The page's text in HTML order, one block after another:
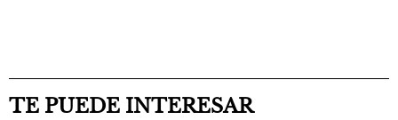
TE PUEDE INTERESAR